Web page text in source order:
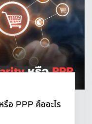
อ PPP คืออะไร